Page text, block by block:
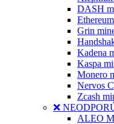
DASH
Grin
Kadena
Kaspa
Monero
Nervos
Zcash
❌
ALEO